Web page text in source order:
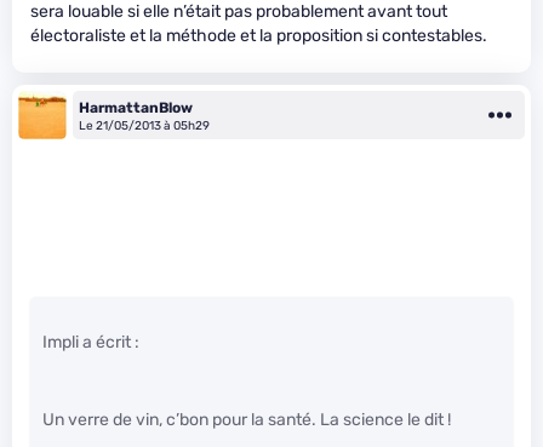
sera louable si elle n’était pas probablement avant tout
électoraliste et la méthode et la proposition si contestables.
HarmattanBlow
Le 21/05/2013 à 05h29
Impli a écrit :
Un verre de vin, c’bon pour la santé. La science le dit !